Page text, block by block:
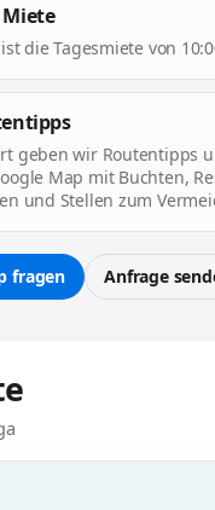
die Tagesmiete von
geben wir Routentipps
Map mit Buchten,
und Stellen zum
fragen Anfrage